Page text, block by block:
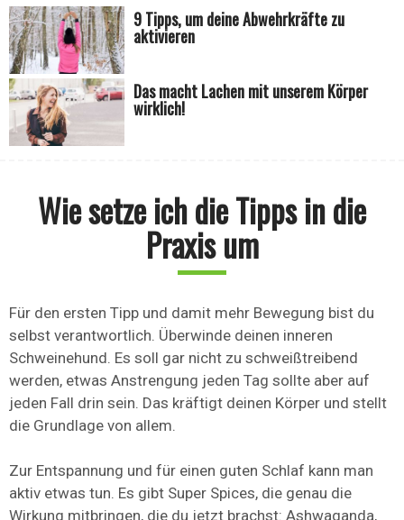
9 Tipps, um deine Abwehrkräfte zu
aktivieren
Das macht Lachen mit unserem Körper
wirklich!
Wie setze ich die Tipps in die
Praxis um
Für den ersten Tipp und damit mehr Bewegung bist du
selbst verantwortlich. Überwinde deinen inneren
Schweinehund. Es soll gar nicht zu schweißtreibend
werden, etwas Anstrengung jeden Tag sollte aber auf
jeden Fall drin sein. Das kräftigt deinen Körper und stellt
die Grundlage von allem.
Zur Entspannung und für einen guten Schlaf kann man
aktiv etwas tun. Es gibt Super Spices, die genau die
Wirkung mitbringen, die du jetzt brachst: Ashwaganda,